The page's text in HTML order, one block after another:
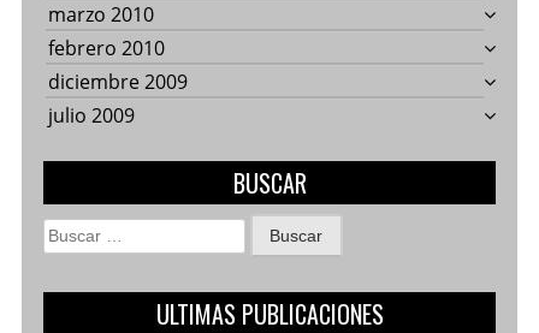
marzo 2010
febrero 2010
diciembre 2009
julio 2009
BUSCAR
Buscar:
ULTIMAS PUBLICACIONES